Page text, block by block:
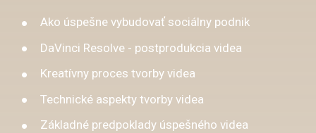
Ako úspešne vybudovať sociálny podnik
DaVinci Resolve - postprodukcia videa
Kreatívny proces tvorby videa
Technické aspekty tvorby videa
Základné predpoklady úspešného videa